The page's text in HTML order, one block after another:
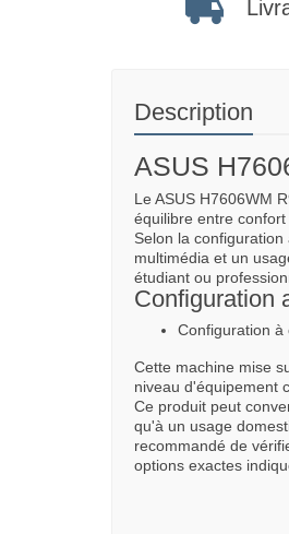
Description
ASUS
Le ASUS H7606WM
équilibre entre
Selon la
multimédia et un
étudiant ou
Configuration
Configuration à
Cette machine mise
niveau d'équipement
Ce produit peut
qu'à un usage
recommandé de
options exactes